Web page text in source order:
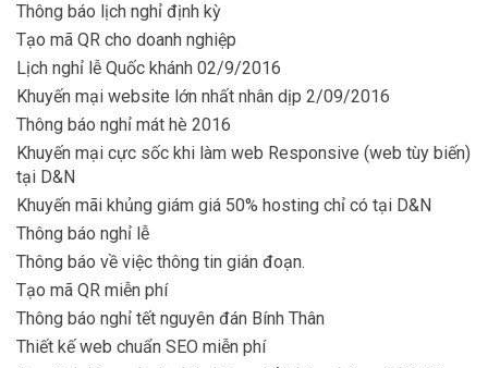
Thông báo lịch nghỉ định kỳ
Tạo mã QR cho doanh nghiệp
Lịch nghỉ lễ Quốc khánh 02/9/2016
Khuyến mại website lớn nhất nhân dịp 2/09/2016
Thông báo nghỉ mát hè 2016
Khuyến mại cực sốc khi làm web Responsive (web tùy biến)
tại D&N
Khuyến mãi khủng giám giá 50% hosting chỉ có tại D&N
Thông báo nghỉ lễ
Thông báo về việc thông tin gián đoạn.
Tạo mã QR miễn phí
Thông báo nghỉ tết nguyên đán Bính Thân
Thiết kế web chuẩn SEO miễn phí